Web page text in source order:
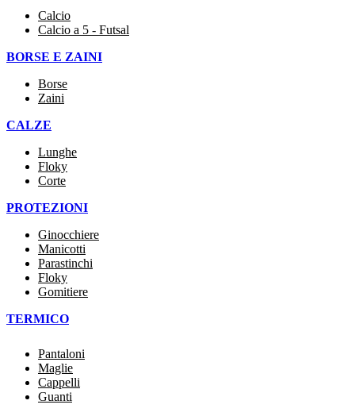
Calcio
Calcio a 5 - Futsal
BORSE E ZAINI
Borse
Zaini
CALZE
Lunghe
Floky
Corte
PROTEZIONI
Ginocchiere
Manicotti
Parastinchi
Floky
Gomitiere
TERMICO
Pantaloni
Maglie
Cappelli
Guanti